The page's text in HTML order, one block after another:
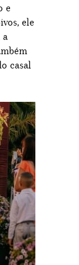
e
ele
a
casal